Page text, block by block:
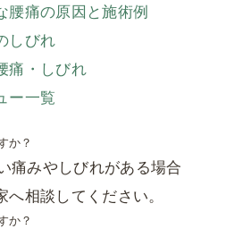
腰痛の原因と施術例
しびれ
痛・しびれ
ー一覧
か？
痛みやしびれがある場合
相談してください。
か？